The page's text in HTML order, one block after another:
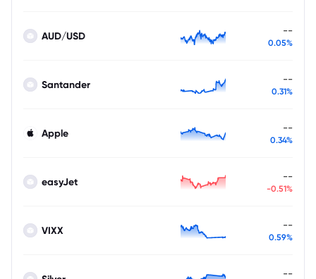
AUD/USD --
0.05%
Santander --
0.31%
Apple --
0.34%
easyJet --
-0.51%
VIXX --
0.59%
--